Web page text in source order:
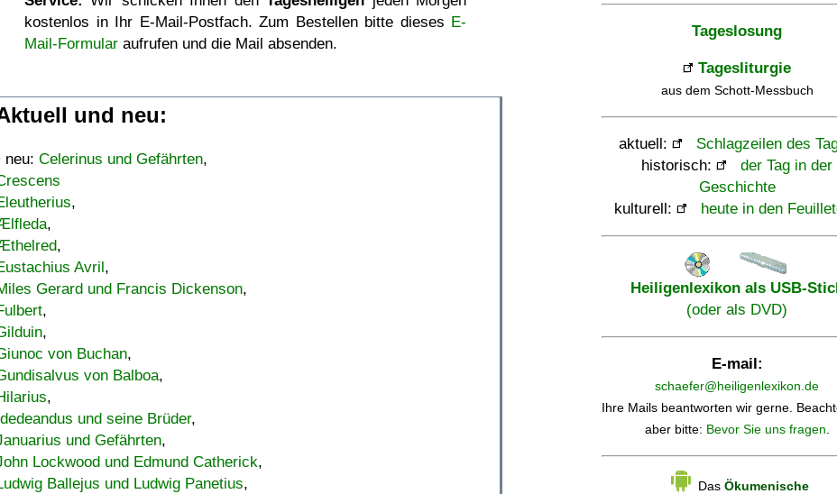
kostenlos in Ihr E-Mail-Postfach. Zum Bestellen bitte dieses E-
Mail-Formular aufrufen und die Mail absenden.
und neu:
neu: Celerinus und Gefährten,
,
,
,
Avril,
Gerard und Francis Dickenson,
,
,
von Buchan,
von Balboa,
,
und seine Brüder,
und Gefährten,
Lockwood und Edmund Catherick,
Ballejus und Ludwig Panetius,
Tageslosung
Tagesliturgie
aus dem Schott-Messbuch
aktuell:
Schlagzeilen des
historisch:
der Tag in der
Geschichte
kulturell:
heute in den
Heiligenlexikon als USB-
(oder als DVD)
E-mail:
schaefer@heiligenlexikon.de
Ihre Mails beantworten wir gerne.
aber bitte: Bevor Sie uns fragen.
Das Ökumenische